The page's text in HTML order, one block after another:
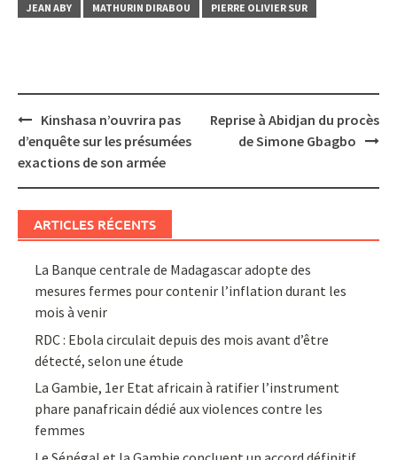
JEAN ABY
MATHURIN DIRABOU PIERRE OLIVIER SUR
Post
navigation
Kinshasa n’ouvrira pas
d’enquête sur les présumées
exactions de son armée
Reprise à Abidjan du procès
de Simone Gbagbo
ARTICLES RÉCENTS
La Banque centrale de Madagascar adopte des
mesures fermes pour contenir l’inflation durant les
mois à venir
RDC : Ebola circulait depuis des mois avant d’être
détecté, selon une étude
La Gambie, 1er Etat africain à ratifier l’instrument
phare panafricain dédié aux violences contre les
femmes